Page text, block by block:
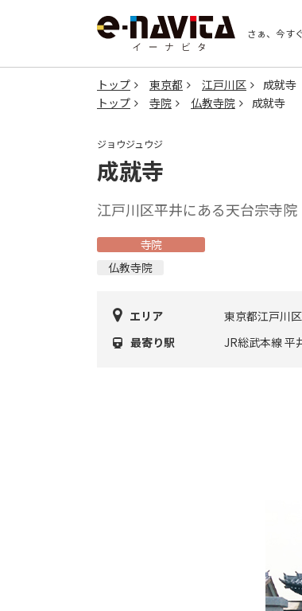
さぁ、今す
トップ 東京都 江戸川区
成就寺
トップ
寺院 仏教寺院 成就寺
ジョウジュウジ
成就寺
江戸川区平井にある天台宗寺院
寺院
仏教寺院
エリア
東京都江戸川区
最寄り駅
JR総武本線 平